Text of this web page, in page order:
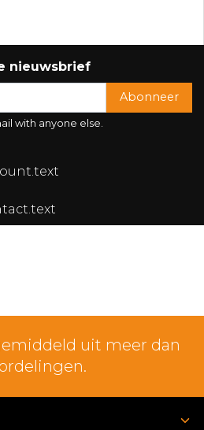
nieuwsbrief
Abonneer
with anyone else.
uit meer dan